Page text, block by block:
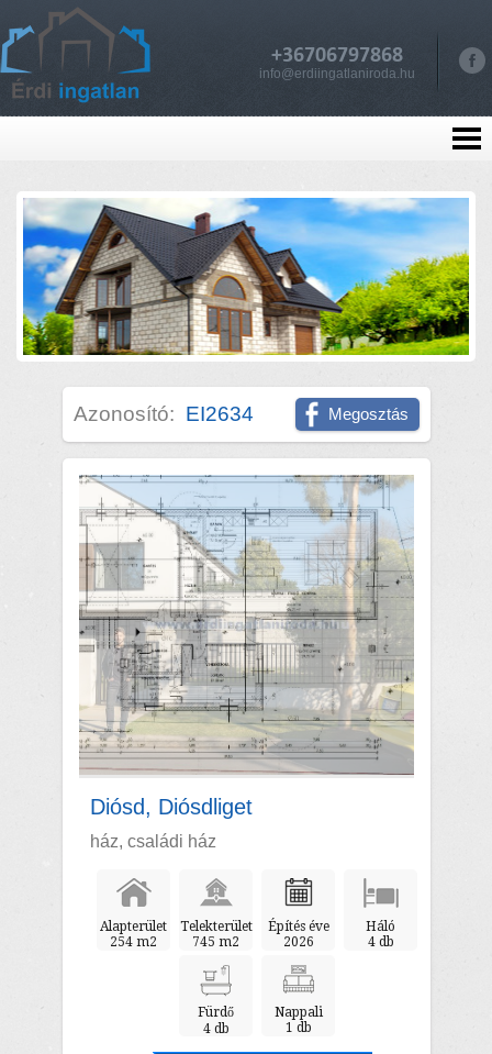
+36706797868
info@erdiingatlaniroda.hu
Azonosító: EI2634 Megosztás
Diósd, Diósdliget
ház, családi ház
Alapterület
254 m2
Telekterület
745 m2
Építés éve
2026
Háló
4 db
Fürdő
4 db
Nappali
1 db